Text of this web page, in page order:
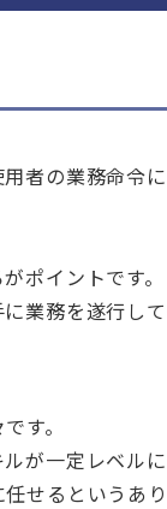
者の業務命令
ポイントです。
業務を遂行し
す。
が一定レベル
せるというあ